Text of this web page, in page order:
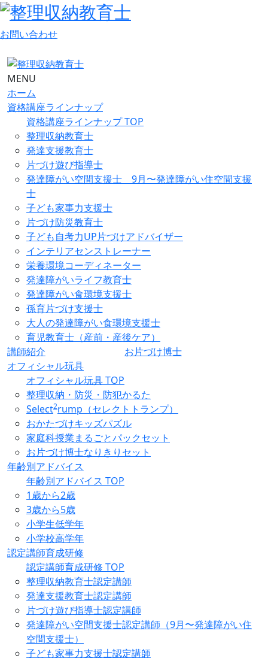
お問い合わせ
MENU
ホーム
資格講座ラインナップ
資格講座ラインナップ TOP
整理収納教育士
発達支援教育士
片づけ遊び指導士
発達障がい空間支援士 9月〜発達障がい住空間支援
士
子ども家事力支援士
片づけ防災教育士
子ども自考力UP片づけアドバイザー
インテリアセンストレーナー
栄養環境コーディネーター
発達障がいライフ教育士
発達障がい食環境支援士
孫育片づけ支援士
大人の発達障がい食環境支援士
育児教育士（産前・産後ケア）
講師紹介
お片づけ博士
オフィシャル玩具
オフィシャル玩具 TOP
整理収納・防災・防犯かるた
Select2rump（セレクトトランプ）
おかたづけキッズパズル
家庭科授業まるごとパックセット
お片づけ博士なりきりセット
年齢別アドバイス
年齢別アドバイス TOP
1歳から2歳
3歳から5歳
小学生低学年
小学校高学年
認定講師育成研修
認定講師育成研修 TOP
整理収納教育士認定講師
発達支援教育士認定講師
片づけ遊び指導士認定講師
発達障がい空間支援士認定講師（9月〜発達障がい住
空間支援士）
子ども家事力支援士認定講師